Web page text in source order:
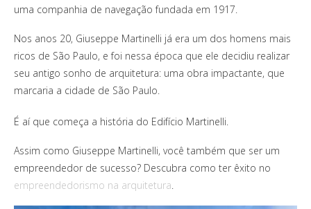
uma companhia de navegação fundada em 1917.
Nos anos 20, Giuseppe Martinelli já era um dos homens mais
ricos de São Paulo, e foi nessa época que ele decidiu realizar
seu antigo sonho de arquitetura: uma obra impactante, que
marcaria a cidade de São Paulo.
É aí que começa a história do Edifício Martinelli.
Assim como Giuseppe Martinelli, você também que ser um
empreendedor de sucesso? Descubra como ter êxito no
empreendedorismo na arquitetura.